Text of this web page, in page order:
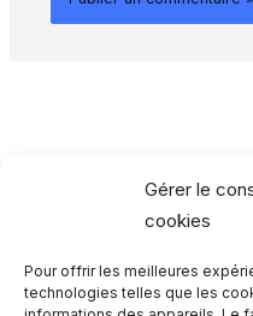
Gérer le
cookies
Pour offrir les meilleures
technologies telles que les
Rechercher…